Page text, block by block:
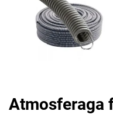
Atmosferaga